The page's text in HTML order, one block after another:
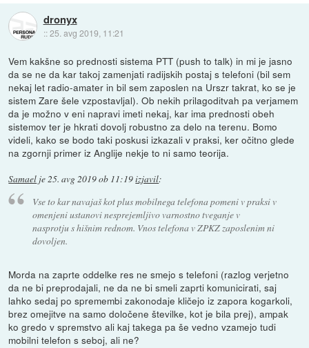
dronyx
::25. avg 2019, 11:21
Vem kakšne so prednosti sistema PTT (push to talk) in mi je jasno
da se ne da kar takoj zamenjati radijskih postaj s telefoni (bil sem
nekaj let radio-amater in bil sem zaposlen na Urszr takrat, ko se je
sistem Zare šele vzpostavljal). Ob nekih prilagoditvah pa verjamem
da je možno v eni napravi imeti nekaj, kar ima prednosti obeh
sistemov ter je hkrati dovolj robustno za delo na terenu. Bomo
videli, kako se bodo taki poskusi izkazali v praksi, ker očitno glede
na zgornji primer iz Anglije nekje to ni samo teorija.
Samael je25. avg 2019 ob 11:19izjavil:
Vse to kar navajaš kot plus mobilnega telefona pomeni v praksi v
omenjeni ustanovi nesprejemljivo varnostno tveganje v
nasprotju s hišnim rednom. Vnos telefona v ZPKZ zaposlenim ni
dovoljen.
Morda na zaprte oddelke res ne smejo s telefoni (razlog verjetno
da ne bi preprodajali, ne da ne bi smeli zaprti komunicirati, saj
lahko sedaj po spremembi zakonodaje kličejo iz zapora kogarkoli,
brez omejitve na samo določene številke, kot je bila prej), ampak
ko gredo v spremstvo ali kaj takega pa še vedno vzamejo tudi
mobilni telefon s seboj, ali ne?